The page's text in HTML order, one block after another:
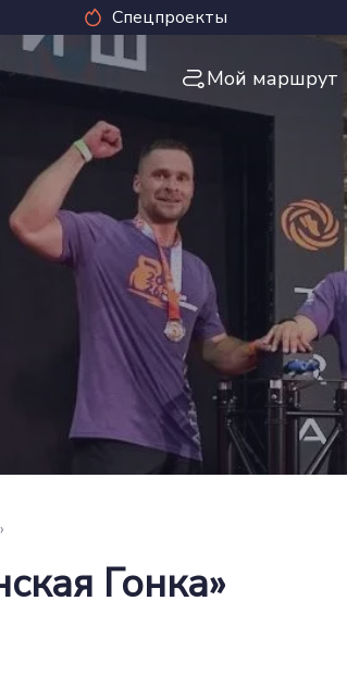
Спецпроекты
Мой маршрут
Гонка»